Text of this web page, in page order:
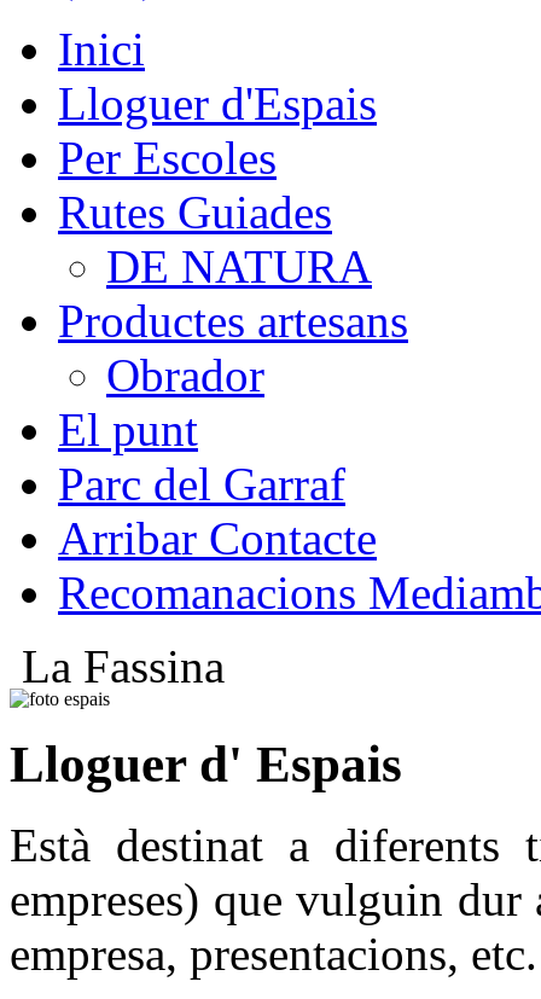
Inici
Lloguer d'Espais
Per Escoles
Rutes Guiades
DE NATURA
Productes artesans
Obrador
El punt
Parc del Garraf
Arribar Contacte
Recomanacions
La Fassina
Lloguer d' Espais
Està destinat a diferents
empreses) que vulguin dur
empresa, presentacions, etc.